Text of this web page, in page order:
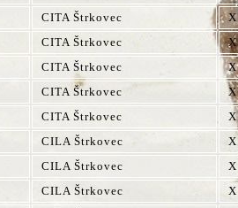
CITA Štrkovec X
CITA Štrkovec X
CITA Štrkovec X
CITA Štrkovec X
CITA Štrkovec X
CILA Štrkovec X
CILA Štrkovec X
CILA Štrkovec X